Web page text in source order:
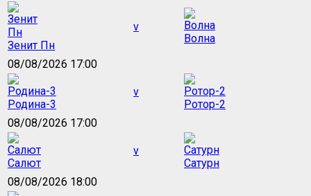
Зенит Пн
v
Волна
08/08/2026 17:00
Родина-3
v
Ротор-2
08/08/2026 17:00
Салют
v
Сатурн
08/08/2026 18:00